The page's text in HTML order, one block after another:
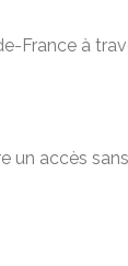
France à
un accès